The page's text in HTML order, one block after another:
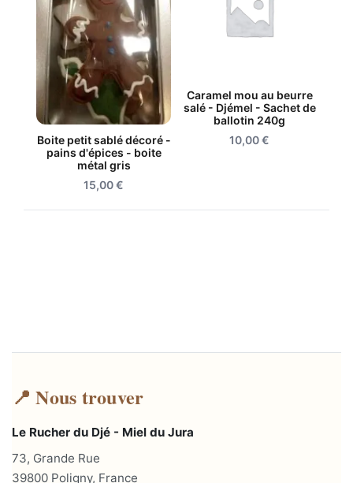
Boite petit sablé décoré -
pains d'épices - boite
métal gris
15,00€
Caramel mou au beurre
salé - Djémel - Sachet de
ballotin 240g
10,00€
📍 Nous trouver
Le Rucher du Djé - Miel du Jura
73, Grande Rue
39800 Poligny, France